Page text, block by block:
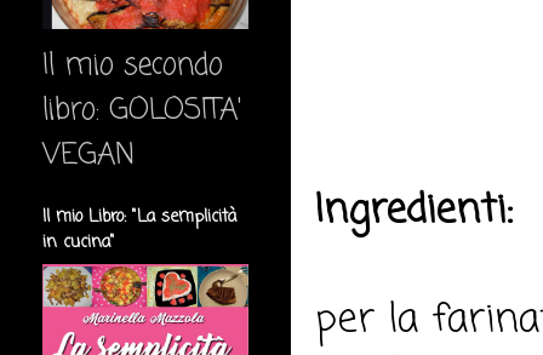
Ingredienti:
per la
Il mio secondo
libro: GOLOSITA'
VEGAN
Il mio Libro: "La semplicità
in cucina"